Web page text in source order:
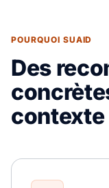
POURQUOI SUAID
Des